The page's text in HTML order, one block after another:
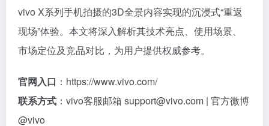
vivo X系列手机拍摄的3D全景内容实现的沉浸式“重返
现场”体验。本文将深入解析其技术亮点、使用场景、
市场定位及竞品对比，为用户提供权威参考。
官网入口 ：https://www.vivo.com/
联系方式 ：vivo客服邮箱 support@vivo.com | 官方微博
@vivo